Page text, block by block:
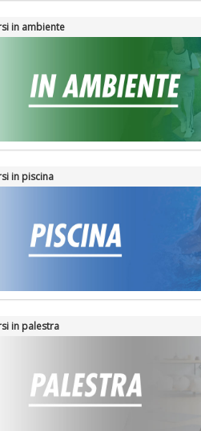
in ambiente
in piscina
in palestra